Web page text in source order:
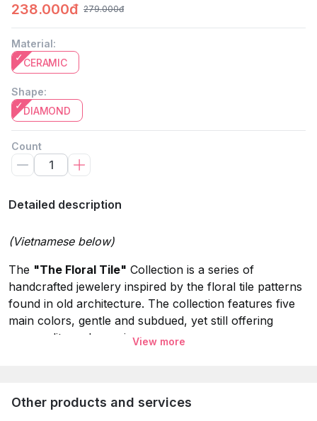
238.000đ 279.000đ
Material:
CERAMIC
Shape:
DIAMOND
Count
Detailed description
(Vietnamese below)
The "The Floral Tile" Collection is a series of
handcrafted jewelery inspired by the floral tile patterns
found in old architecture. The collection features five
main colors, gentle and subdued, yet still offering
personality and prominence.
color evokes a sense of calm and peace.
View more
Other products and services